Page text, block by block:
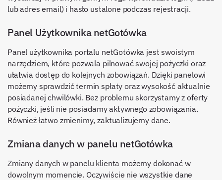
lub adres email) i hasło ustalone podczas rejestracji.
Panel Użytkownika netGotówka
Panel użytkownika portalu netGotówka jest swoistym
narzędziem, które pozwala pilnować swojej pożyczki oraz
ułatwia dostęp do kolejnych zobowiązań. Dzięki panelowi
możemy sprawdzić termin spłaty oraz wysokość aktualnie
posiadanej chwilówki. Bez problemu skorzystamy z oferty
pożyczki, jeśli nie posiadamy aktywnego zobowiązania.
Również łatwo zmienimy, zaktualizujemy dane.
Zmiana danych w panelu netGotówka
Zmiany danych w panelu klienta możemy dokonać w
dowolnym momencie. Oczywiście nie wszystkie dane